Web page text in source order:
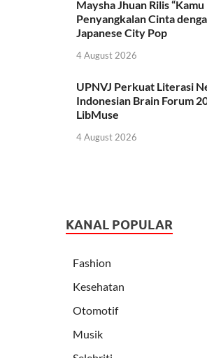
Maysha Jhuan Rilis
Penyangkalan Cinta
Japanese City Pop
4 August 2026
UPNVJ Perkuat Literasi
Indonesian Brain Forum
LibMuse
4 August 2026
KANAL POPULAR
Fashion
Kesehatan
Otomotif
Musik